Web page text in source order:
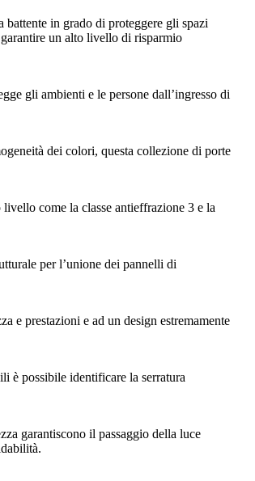
in grado di proteggere gli spazi
un alto livello di risparmio
gli ambienti e le persone dall’ingresso di
dei colori, questa collezione di porte
come la classe antieffrazione 3 e la
per l’unione dei pannelli di
e prestazioni e ad un design estremamente
è possibile identificare la serratura
garantiscono il passaggio della luce